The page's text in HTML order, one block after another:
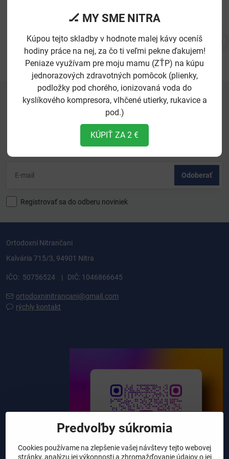
Newsletter
Odoberať naše novinky:
Odoberať
Registrovať sa do odberu noviniek
Ortodoxní Nitrančani
Kalvária 715/3, 94901 Nitra
IČO: 50756524 | DIČ: 1046866645
ortodoxninitrancani@gmail.com
rýchly kontakt
Predvoľby súkromia
Cookies používame na zlepšenie vašej návštevy tejto webovej
stránky, analýzu jej výkonnosti a zhromažďovanie údajov o jej
🏒 MY SME NITRA
Kúpou tejto skladby v hodnote malej kávy oceníš
hodiny práce na nej, za čo ti veľmi pekne ďakujem!
Peniaze využívam pre moju mamu (ZŤP) na kúpu
jednorazových zdravotných pomôcok (plienky,
podložky pod chorého, ionizovaná voda do
kyslíkového kompresora, vlhčené utierky, rukavice a
pod.)
KÚPIŤ ZA 2 €